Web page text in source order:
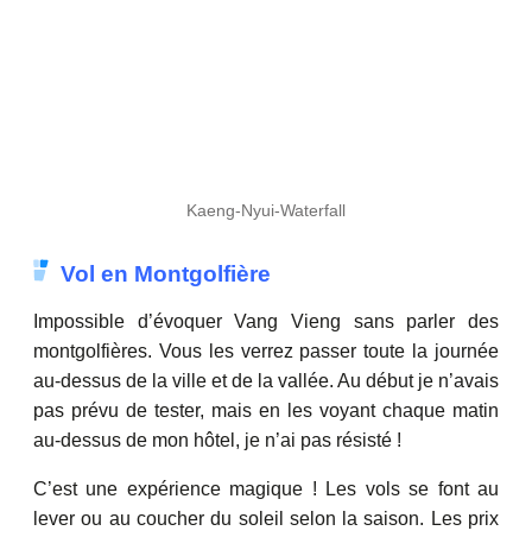
Kaeng-Nyui-Waterfall
Vol en Montgolfière
Impossible d’évoquer Vang Vieng sans parler des
montgolfières. Vous les verrez passer toute la journée
au-dessus de la ville et de la vallée. Au début je n’avais
pas prévu de tester, mais en les voyant chaque matin
au-dessus de mon hôtel, je n’ai pas résisté !
C’est une expérience magique ! Les vols se font au
lever ou au coucher du soleil selon la saison. Les prix